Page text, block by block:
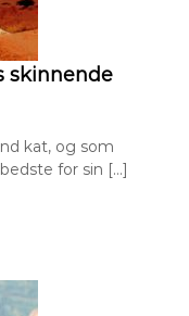
skinnende
kat, og som
for sin […]